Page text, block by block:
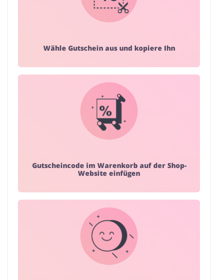
Wähle Gutschein aus und kopiere Ihn
Gutscheincode im Warenkorb auf der Shop-
Website einfügen